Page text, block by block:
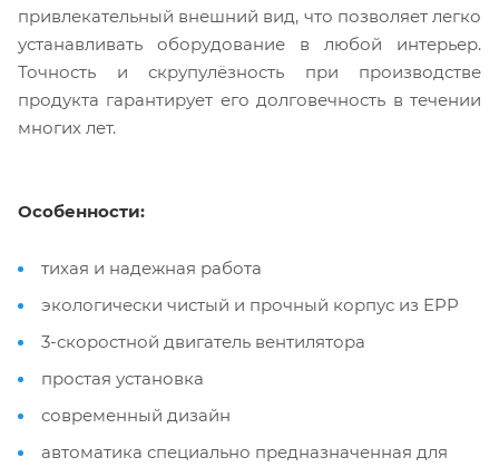
привлекательный внешний вид, что позволяет легко
устанавливать оборудование в любой интерьер.
Точность и скрупулёзность при производстве
продукта гарантирует его долговечность в течении
многих лет.
Особенности:
тихая и надежная работа
экологически чистый и прочный корпус из EPP
3-скоростной двигатель вентилятора
простая установка
современный дизайн
автоматика специально предназначенная для